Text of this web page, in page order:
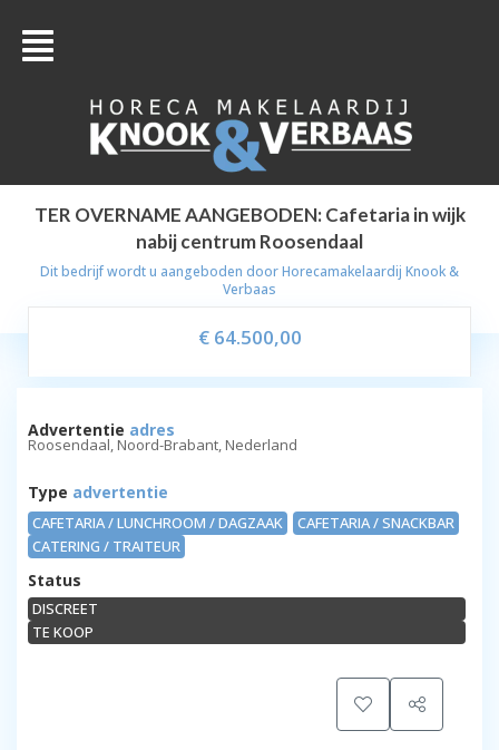
TER OVERNAME AANGEBODEN: Cafetaria in wijk
nabij centrum Roosendaal
Dit bedrijf wordt u aangeboden doorHorecamakelaardij Knook &
Verbaas
€ 64.500,00
Advertentie adres
Roosendaal, Noord-Brabant, Nederland
Type advertentie
CAFETARIA / LUNCHROOM / DAGZAAK
CAFETARIA / SNACKBAR
CATERING / TRAITEUR
Status
DISCREET
TE KOOP